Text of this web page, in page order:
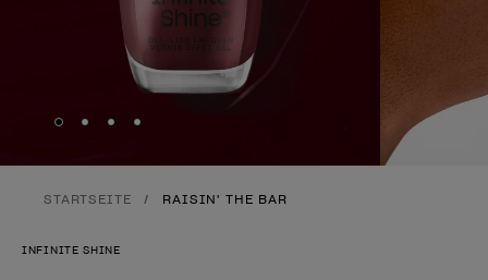
Skip to slide
Skip to slide
Skip to slide
Skip to slide
STARTSEITE RAISIN' THE BAR
INFINITE SHINE